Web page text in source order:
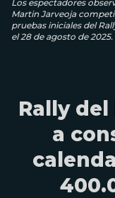
Los espectadores
Martin Jarveoja
pruebas iniciales del
el 28 de agosto de
Rally
a